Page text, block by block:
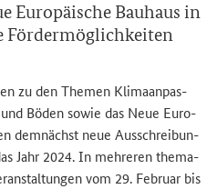
Eu­ro­päi­sche Bau­haus in
För­der­mög­lich­kei­ten
zu den The­men Kli­ma­an­pas­
Böden sowie das Neue Eu­ro­
dem­nächst neue Aus­schrei­bun­
Jahr 2024. In meh­re­ren the­ma­
vom 29. Fe­bru­ar bis